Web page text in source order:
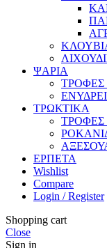
ΨΑΡΙΑ
ΤΡΟΦΕΣ
ΤΡΩΚΤΙΚΑ
ΤΡΟΦΕΣ
ΕΡΠΕΤΑ
Wishlist
Compare
Login / Register
Shopping cart
Close
Sign in